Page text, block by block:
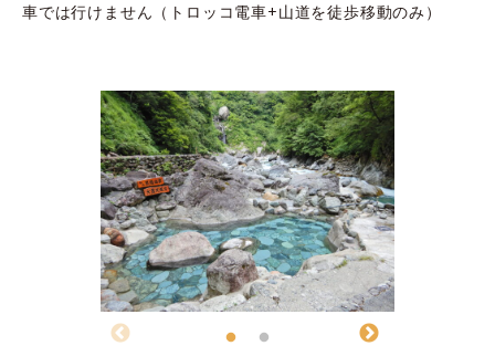
車では行けません（トロッコ電車+山道を徒歩移動のみ）